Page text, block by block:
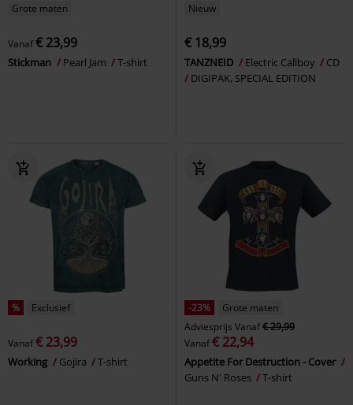
Grote maten
Vanaf€ 23,99
Stickman Pearl Jam T-shirt
Nieuw
€ 18,99
TANZNEID Electric Callboy
CD
DIGIPAK, SPECIAL EDITION
% Exclusief
Vanaf€ 23,99
Working Gojira T-shirt
-23%
Grote maten
Adviesprijs Vanaf€ 29,99
Vanaf€ 22,94
Appetite For Destruction - Cover
Guns N' Roses
T-shirt